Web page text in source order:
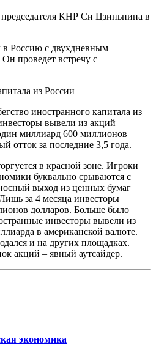
КНР Си Цзиньпина в
Россию с двухдневным
проведет встречу с
из России
иностранного капитала из
вывели из акций
миллиард 600 миллионов
отток за последние 3,5 года.
в красной зоне. Игроки
буквально срываются с
выход из ценных бумаг
за 4 месяца инвесторы
долларов. Больше было
инвесторы вывели из
в американской валюте.
и на других площадках.
акций – явный аутсайдер.
экономика